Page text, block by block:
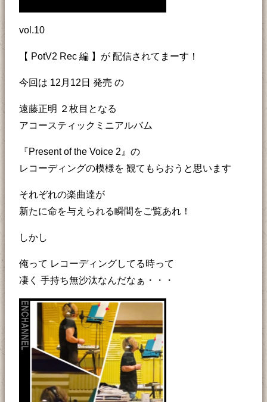
vol.10
【 PotV2 Rec 編 】が 配信されてまーす！
今回は 12月12日 発売 の
遠藤正明 ２枚目となる
アコースティックミニアルバム
『Present of the Voice 2』の
レコーディングの模様を 観てもらおうと思います
それぞれの楽曲達が
新たに命を与えられる瞬間をご覧あれ！
しかし
俺って レコーディングしてる時って
凄く 手持ち無沙汰なんだなぁ・・・